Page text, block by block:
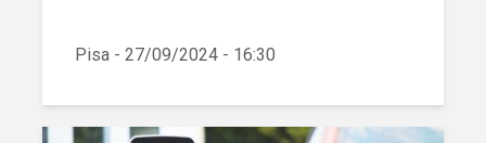
Pisa - 27/09/2024 - 16:30